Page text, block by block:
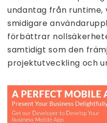
undantag från runtime,
smidigare
förbättrar
samtidigt som den
projektutveckling och